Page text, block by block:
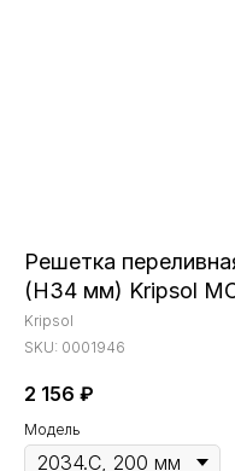
Решетка
(Н34 мм) Kripsol
Kripsol
SKU: 0001946
2 156 ₽
Модель